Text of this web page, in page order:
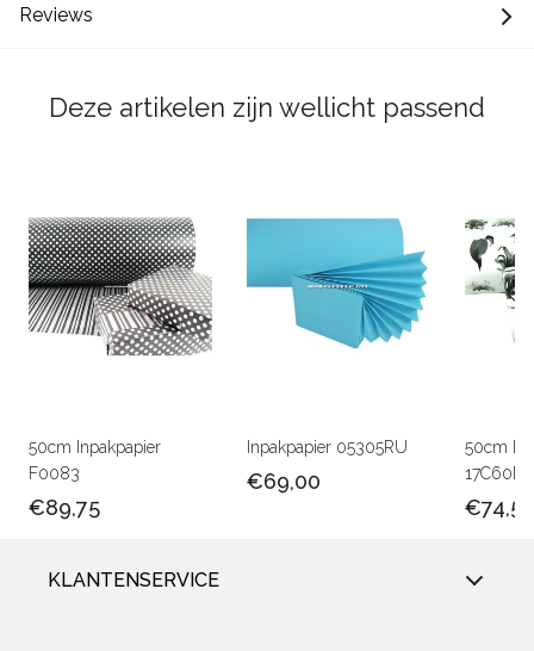
Reviews
Deze artikelen zijn wellicht passend
50cm Inpakpapier
F0083
€89,75
Inpakpapier 05305RU
€69,00
50cm
€74,50
KLANTENSERVICE